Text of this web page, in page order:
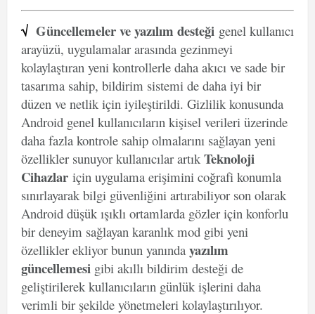
√ Güncellemeler ve yazılım desteği genel kullanıcı
arayüzü, uygulamalar arasında gezinmeyi
kolaylaştıran yeni kontrollerle daha akıcı ve sade bir
tasarıma sahip, bildirim sistemi de daha iyi bir
düzen ve netlik için iyileştirildi. Gizlilik konusunda
Android genel kullanıcıların kişisel verileri üzerinde
daha fazla kontrole sahip olmalarını sağlayan yeni
özellikler sunuyor kullanıcılar artıkTeknoloji
Cihazlar için uygulama erişimini coğrafi konumla
sınırlayarak bilgi güvenliğini artırabiliyor son olarak
Android düşük ışıklı ortamlarda gözler için konforlu
bir deneyim sağlayan karanlık mod gibi yeni
özellikler ekliyor bunun yanında yazılım
güncellemesi gibi akıllı bildirim desteği de
geliştirilerek kullanıcıların günlük işlerini daha
verimli bir şekilde yönetmeleri kolaylaştırılıyor.